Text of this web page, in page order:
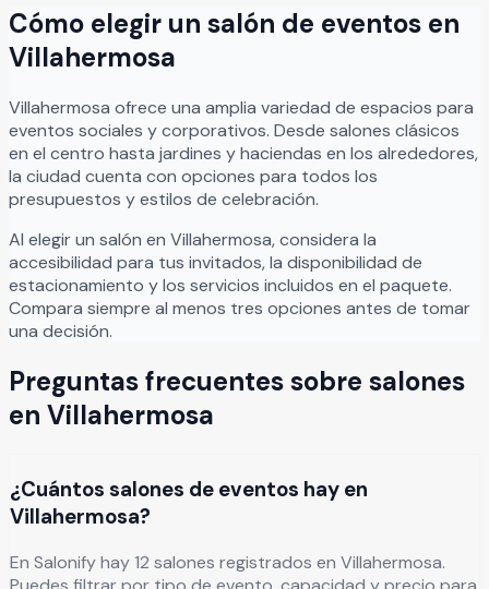
Cómo elegir un salón de eventos en
Villahermosa
Villahermosa ofrece una amplia variedad de espacios para
eventos sociales y corporativos. Desde salones clásicos
en el centro hasta jardines y haciendas en los alrededores,
la ciudad cuenta con opciones para todos los
presupuestos y estilos de celebración.
Al elegir un salón en Villahermosa, considera la
accesibilidad para tus invitados, la disponibilidad de
estacionamiento y los servicios incluidos en el paquete.
Compara siempre al menos tres opciones antes de tomar
una decisión.
Preguntas frecuentes sobre salones
en Villahermosa
¿Cuántos salones de eventos hay en
Villahermosa?
En Salonify hay 12 salones registrados en Villahermosa.